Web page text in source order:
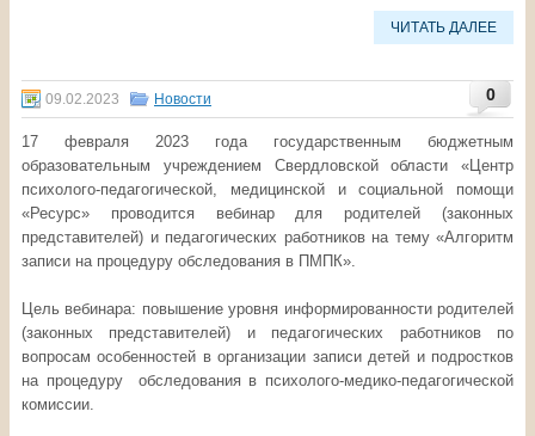
ЧИТАТЬ ДАЛЕЕ
0
09.02.2023 Новости
17 февраля 2023 года государственным бюджетным
образовательным учреждением Свердловской области «Центр
психолого-педагогической, медицинской и социальной помощи
«Ресурс» проводится вебинар для родителей (законных
представителей) и педагогических работников на тему «Алгоритм
записи на процедуру обследования в ПМПК».
Цель вебинара: повышение уровня информированности родителей
(законных представителей) и педагогических работников по
вопросам особенностей в организации записи детей и подростков
на процедуру обследования в психолого-медико-педагогической
комиссии.